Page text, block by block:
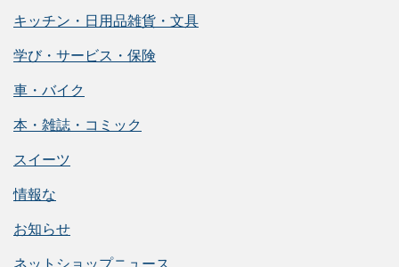
キッチン・日用品雑貨・文具
学び・サービス・保険
車・バイク
本・雑誌・コミック
スイーツ
情報な
お知らせ
ネットショップニュース